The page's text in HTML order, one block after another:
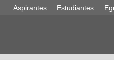
Aspirantes Estudiantes